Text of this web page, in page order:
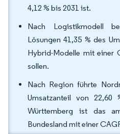
4,12 % bis 2031 ist.
Nach Logistikmodell
Lösungen 41,35 % des
Hybrid-Modelle mit einer
sollen.
Nach Region führte
Umsatzanteil von
Württemberg ist das
Bundesland mit einer